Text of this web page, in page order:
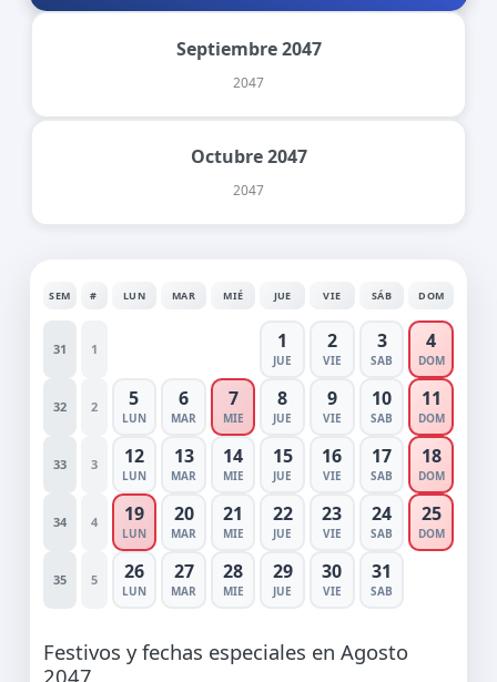
Septiembre 2047
2047
Octubre 2047
2047
SEM # LUN MAR MIÉ JUE VIE SÁB DOM
31 1 1
JUE
2
VIE
3
SAB
4
DOM
32 2 5
LUN
6
MAR
7
MIE
8
JUE
9
VIE
10
SAB
11
DOM
33 3 12
LUN
13
MAR
14
MIE
15
JUE
16
VIE
17
SAB
18
DOM
34 4 19
LUN
20
MAR
21
MIE
22
JUE
23
VIE
24
SAB
25
DOM
35 5 26
LUN
27
MAR
28
MIE
29
JUE
30
VIE
31
SAB
Festivos y fechas especiales en Agosto
2047